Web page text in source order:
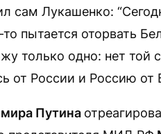
сам Лукашенко:
пытается оторвать
только одно: нет той
от России и Россию от
Путина